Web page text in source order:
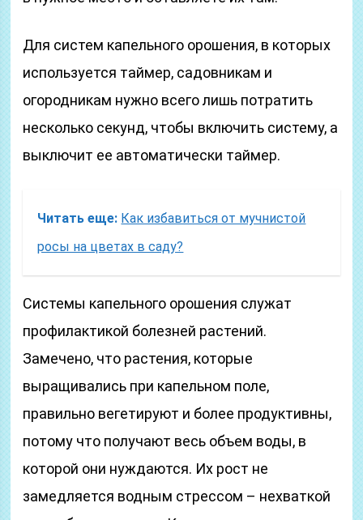
Для систем капельного орошения, в которых
используется таймер, садовникам и
огородникам нужно всего лишь потратить
несколько секунд, чтобы включить систему, а
выключит ее автоматически таймер.
Читать еще: Как избавиться от мучнистой
росы на цветах в саду?
Системы капельного орошения служат
профилактикой болезней растений.
Замечено, что растения, которые
выращивались при капельном поле,
правильно вегетируют и более продуктивны,
потому что получают весь объем воды, в
которой они нуждаются. Их рост не
замедляется водным стрессом – нехваткой